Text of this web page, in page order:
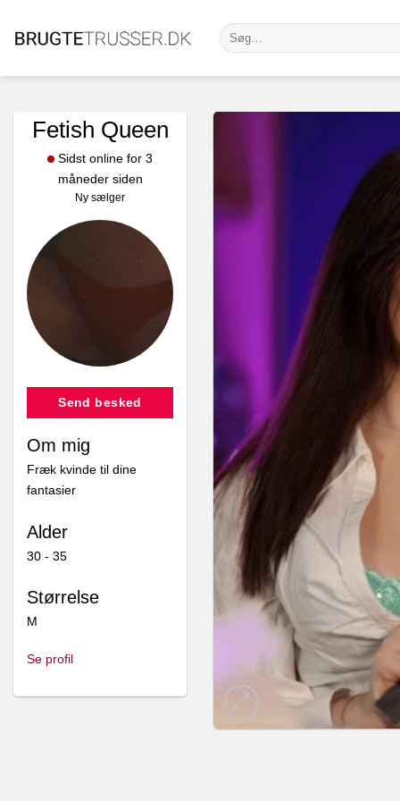
Søg
efter:
Fetish Queen
Sidst online for 3
måneder siden
Ny sælger
Send besked
Om mig
Fræk kvinde til dine
fantasier
Alder
30 - 35
Størrelse
M
Se profil